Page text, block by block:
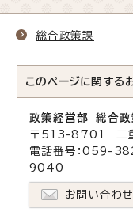
総合政策課
このページに関する
政策経営部 総合政
〒513-8701 三重
電話番号：059-
9040
お問い合わ